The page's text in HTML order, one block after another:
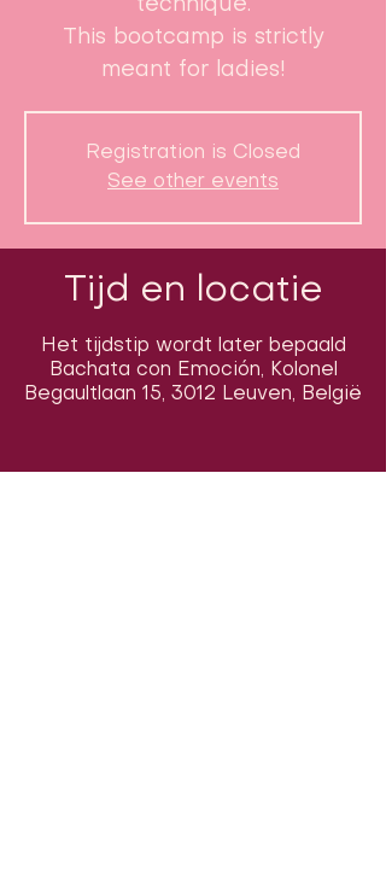
technique.
This bootcamp is strictly
meant for ladies!
Registration is Closed
See other events
Tijd en locatie
Het tijdstip wordt later bepaald
Bachata con Emoción, Kolonel
Begaultlaan 15, 3012 Leuven, België